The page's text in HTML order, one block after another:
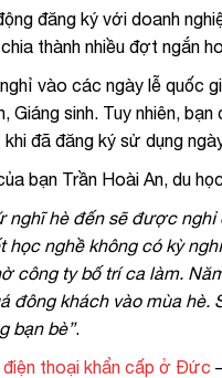
đăng ký với doanh
thành nhiều đợt ngắn
vào các ngày lễ quốc
Giáng sinh. Tuy nhiên,
đã đăng ký sử dụng
bạn Trần Hoài An, du
nghĩ hè đến sẽ được
nghề không có kỳ
công ty bố trí ca làm.
đông khách vào mùa
bạn bè”.
điện thoại khẩn cấp ở Đức